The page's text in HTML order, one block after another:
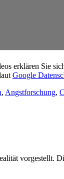
erklären Sie
Google
, Angstforschung,
vorgestellt.